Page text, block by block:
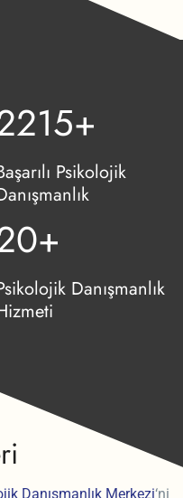
+
Psikolojik
+
Danışmanlık
Danışmanlık Merkezi‘ni